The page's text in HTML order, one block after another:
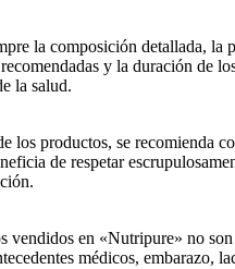
la composición detallada, la
y la duración de
la salud.
los productos, se recomienda
de respetar
vendidos en «Nutripure» no
médicos, embarazo,